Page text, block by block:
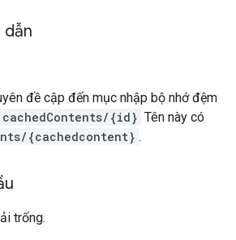
dẫn
đề cập đến mục nhập bộ nhớ đệm
cachedContents/{id} Tên này có
{cachedcontent} .
trống.